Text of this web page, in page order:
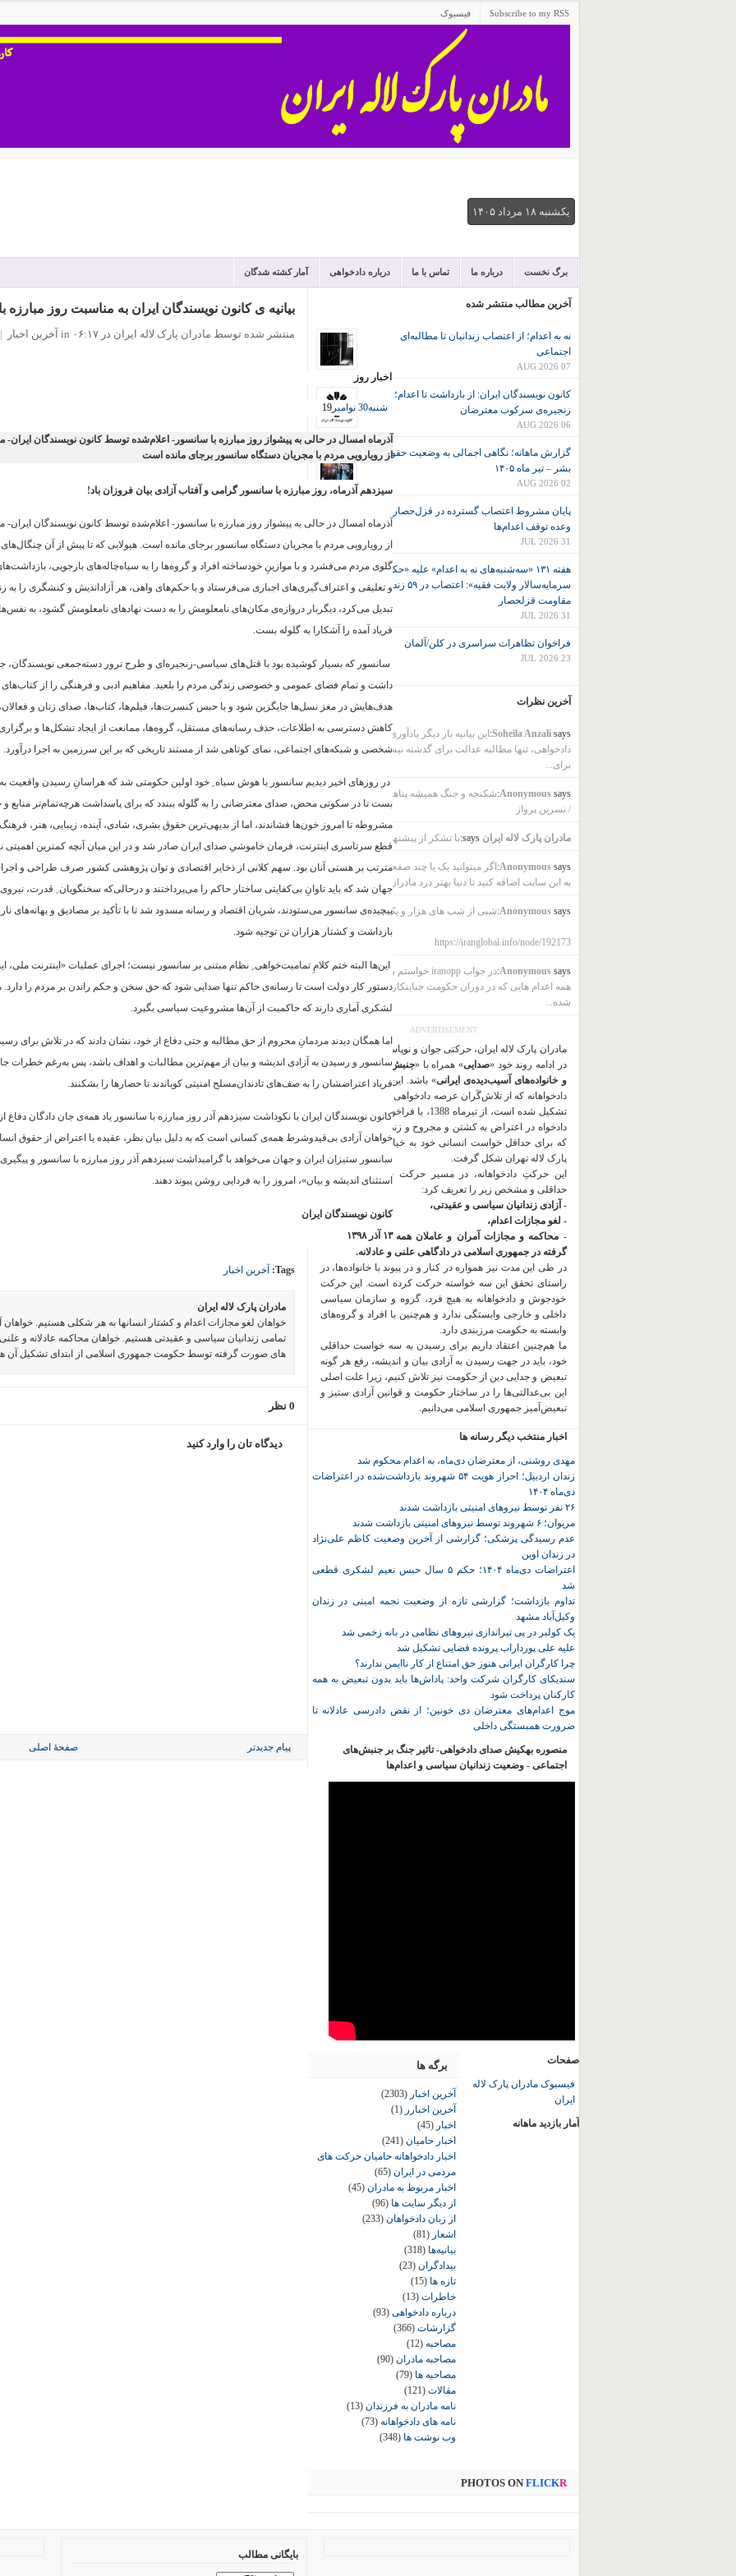
Subscribe to my RSS فیسبوک
يكشنبه ۱۸ مرداد ۱۴۰۵
برگ نخست درباره ما تماس با ما درباره دادخواهی آمار کشته شدگان
بیانیه ی کانون نویسندگان ایران به مناسبت روز مبارزه
منتشر شده توسط مادران پارک لاله ایران در ۰۶:۱۷ in آخرین اخبار |
اخبار روز
شنبه30 نوامبر19
آذرماه امسال در حالی به پیشواز روز مبارزه با سانسور- اعلام‌شده توسط کانون نویسندگان
از رویارویی مردم با مجریان دستگاه سانسور برجای‌ مانده است
سیزدهم آذرماه، روز مبارزه با سانسور گرامی و آفتاب آزادی بیان فروزان باد!
آذرماه امسال در حالی به پیشواز روز مبارزه با سانسور- اعلام‌شده توسط کانون نویسندگان
از رویارویی مردم با مجریان دستگاه سانسور برجای‌ مانده است. هیولایی که تا پیش از آن
گلوی مردم می‌فشرد و با موازینِ خودساخته افراد و گروه‌ها را به سیاه‌چاله‌های بازجویی،
و تعلیقی و اعتراف‌گیری‌های اجباری می‌فرستاد و با حکم‌های واهی، هر آزاداندیش و کنشگری را به
تبدیل می‌کرد، دیگربار دروازه‌ی مکان‌های نامعلومش را به دست نهادهای نامعلومش گشود، به
فریاد آمده را آشکارا به گلوله بست.
سانسور که بسیار کوشیده بود با قتل‌های سیاسی-زنجیره‌ای و طرح ترور دسته‌جمعی نویسندگان،
داشت و تمام فضای عمومی و خصوصی زندگی مردم را بلعید. مفاهیم ادبی و فرهنگی را از کتاب‌های
هدف‌هایش در مغز نسل‌ها جایگزین شود و با حبس کنسرت‌ها، فیلم‌ها، کتاب‌ها، صدای زنان و
کاهش دسترسی به اطلاعات، حذف رسانه‌های مستقل، گروه‌ها، ممانعت از ایجاد تشکل‌ها و
شخصی و شبکه‌های اجتماعی، نمای کوتاهی شد از مستند تاریخی که بر این سرزمین به اجرا درآورد.
در روزهای اخیر دیدیم سانسور با هوش سیاه ِ خود اولین حکومتی شد که هراسانِ رسیدن واقعیت به
بست تا در سکوتی محض، صدای معترضانی را به گلوله ببندد که برای پاسداشت هرچه‌تمام‌تر منابع و
مشروطه تا امروز خون‌ها فشاندند، اما از بدیهی‌ترین حقوق بشری، شادی، آینده، زیبایی، هنر،
قطع سرتاسری اینترنت، فرمان خاموشیِ صدای ایران صادر شد و در این میان آنچه کمترین
مترتب بر هستی آنان بود. سهم کلانی از ذخایر اقتصادی و توان پژوهشی کشور صرف طراحی و
جهان شد که باید تاوانِ بی‌کفایتی ساختار حاکم را می‌پرداختند و درحالی‌که سخنگویان ِ قدرت،
پیچیده‌ی سانسور می‌ستودند، شریان اقتصاد و رسانه مسدود شد تا با تأکید بر مصادیق و بهانه‌های
بازداشت و کشتار هزاران تن توجیه شود.
این‌ها البته ختم کلامِ تمامیت‌خواهی ِ نظام مبتنی بر سانسور نیست؛ اجرای عملیات «اینترنت ملی،
دستور کار دولت است تا رسانه‌ی حاکم تنها صدایی شود که حق سخن و حکم راندن بر مردم را
لشکری آماری دارند که حاکمیت از آن‌ها مشروعیت سیاسی بگیرد.
اما همگان دیدند مردمانِ محروم از حق مطالبه و حتی دفاع از خود، نشان دادند که در تلاش برای
سانسور و رسیدن به آزادی اندیشه و بیان از مهم‌ترین مطالبات و اهداف باشد، پس به‌رغم
فریاد اعتراضشان را به صف‌های تادندان‌مسلح امنیتی کوباندند تا حصارها را بشکنند.
کانون نویسندگان ایران با نکوداشت سیزدهم آذر روز مبارزه با سانسور یاد همه‌ی جان دادگان دفاع
خواهان آزادی بی‌قیدوشرط همه‌ی کسانی است که به دلیل بیان نظر، عقیده یا اعتراض از حقوق
سانسور ستیزان ایران و جهان می‌خواهد با گرامیداشت سیزدهم آذر روز مبارزه با سانسور و
استثنای اندیشه و بیان»، امروز را به فردایی روشن پیوند دهند.
کانون نویسندگان ایران
۱۳ آذر ۱۳۹۸
Tags: آخرین اخبار
مادران پارک لاله ایران
خواهان لغو مجازات اعدام و کشتار انسانها به هر شکلی هستیم.
تمامی زندانیان سیاسی و عقیدتی هستیم. خواهان محاکمه عادلانه و
های صورت گرفته توسط حکومت جمهوری اسلامی از ابتدای تشکیل آن
0 نظر
دیدگاه تان را وارد کنید
پیام جدیدتر صفحهٔ اصلی
آخرین مطالب منتشر شده
نه به اعدام؛ از اعتصاب زندانیان تا مطالبه‌ای
اجتماعی
07 AUG 2026
کانون نويسندگان ايران: از بازداشت تا اعدام؛
زنجیره‌ی سرکوب معترضان
06 AUG 2026
گزارش ماهانه؛ نگاهی اجمالی به وضعیت حقوق
بشر – تیر ماه ۱۴۰۵
02 AUG 2026
پایان مشروط اعتصاب گسترده در قزل‌حصار پس از
وعده توقف اعدام‌ها
31 JUL 2026
هفته ۱۳۱ «سه‌شنبه‌های نه به اعدام» علیه «حکومت
سرمایه‌سالار ولایت فقیه»: اعتصاب در ۵۹ زندان و
مقاومت قزلحصار
31 JUL 2026
فراخوان تظاهرات سراسری در کلن/آلمان
23 JUL 2026
آخرین نظرات
Soheila Anzalisays:
این بیانیه بار دیگر یادآوری می‌کند که
دادخواهی، تنها مطالبه عدالت برای گذشته نیست، بلکه تلاشی
برای...
Anonymoussays:
شکنجه و جنگ همیشه پناهنده به بار می آورند
/ نسرین پرواز
مادران پارک لاله ایران says: با تشکر از پیشنهاد شما.
Anonymoussays:
اگر میتوانید یک یا چند صفحه به زبان انگلیسی
به این سایت اضافه کنید تا دنیا بهتر درد مادران ایرانی...
Anonymoussays: شبی از شب های هزار و یک شب
https://iranglobal.info/node/192173
Anonymoussays:
در جواب iranopp خواستم بگم پس لابد این
همه اعدام هایی که در دوران حکومت جنایتکار جمهوری اسلامی
شده...
ADVERTISEMENT
مادران پارک لاله ایران، حرکتی جوان و نوپاست و تلاش می‌کند
در ادامه روند خود «صدایی» همراه با «جنبش دادخواهی مادران
و خانواده‌های آسیب‌دیده‌ی ایرانی» باشد. این حرکت مستقل و
دادخواهانه که از تلاش‌گَران عرصه دادخواهی و فعالان اجتماعی
تشکیل شده است، از تیرماه 1388، با فراخوان تعدادی از زنانِ
دادخواه در اعتراض به کشتن و مجروح و زندانی کردن مردمی
که برای حداقل خواست انسانی خود به خیابان آمده بودند، در
پارک لاله تهران شکل گرفت.
این حرکتِ دادخواهانه، در مسیر حرکت خود، سه خواست
حداقلی و مشخص زیر را تعریف کرد:
- آزادی زندانیان سیاسی و عقیدتی،
- لغو مجازات اعدام،
- محاکمه و مجازات آمران و عاملان همه جنایت‌های صورت
گرفته در جمهوری اسلامی در دادگاهی علنی و عادلانه.
در طی این مدت نیز همواره در کنار و در پیوند با خانواده‌ها، در
راستای تحقق این سه خواسته حرکت کرده است. این حرکت
خودجوش و دادخواهانه به هیچ فرد، گروه و سازمان سیاسی
داخلی و خارجی وابستگی ندارد و هم‌چنین با افراد و گروه‌های
وابسته به حکومت مرزبندی دارد.
ما هم‌چنین اعتقاد داریم برای رسیدن به سه خواست حداقلی
خود، باید در جهت رسیدن به آزادی بیان و اندیشه، رفع هر گونه
تبعیض و جدایی دین از حکومت نیز تلاش کنیم، زیرا علت اصلی
این بی‌عدالتی‌ها را در ساختار حکومت و قوانین آزادی ستیز و
تبعیض‌آمیز جمهوری اسلامی می‌دانیم.
اخبار منتخب دیگر رسانه ها
مهدی روشنی، از معترضان دی‌ماه، به اعدام محکوم شد
زندان اردبیل؛ احراز هویت ۵۴ شهروند بازداشت‌شده در اعتراضات
دی‌ماه ۱۴۰۴
۲۶ نفر توسط نیروهای امنیتی بازداشت شدند
مریوان؛ ۶ شهروند توسط نیروهای امنیتی بازداشت شدند
عدم رسیدگی پزشکی؛ گزارشی از آخرین وضعیت کاظم علی‌نژاد
در زندان اوین
اعتراضات دی‌ماه ۱۴۰۴؛ حکم ۵ سال حبس نعیم لشکری قطعی
شد
تداوم بازداشت؛ گزارشی تازه از وضعیت نجمه امینی در زندان
وکیل‌آباد مشهد
یک کولبر در پی تیراندازی نیروهای نظامی در بانه زخمی شد
علیه علی پورداراب پرونده قضایی تشکیل شد
چرا کارگران ایرانی هنوز حق امتناع از کار ناایمن ندارند؟
سندیکای کارگران شرکت واحد: پاداش‌ها باید بدون تبعیض به همه
کارکنان پرداخت شود
موج اعدام‌های معترضان دی‌ خونین؛ از نقض دادرسی عادلانه تا
ضرورت همبستگی داخلی
منصوره بهکیش صدای دادخواهی- تاثیر جنگ بر جنبش‌های
اجتماعی - وضعیت زندانیان سیاسی و اعدام‌ها
برگه ها
آخرین اخبار (2303)
آخرین اخبارر (1)
اخبار (45)
اخبار حامیان (241)
اخبار دادخواهانه حامیان حرکت های
مردمی در ایران (65)
اخبار مربوط به مادران (45)
از دیگر سایت ها (96)
از زبان دادخواهان (233)
اشعار (81)
بیانیه‌ها (318)
بیدادگران (23)
تازه ها (15)
خاطرات (13)
درباره دادخواهی (93)
گزارشات (366)
مصاحبه (12)
مصاحبه مادران (90)
مصاحبه ها (79)
مقالات (121)
نامه مادران به فرزندان (13)
نامه های دادخواهانه (73)
وب نوشت ها (348)
صفحات
فیسبوک مادران پارک لاله
ایران
آمار بازدید ماهانه
PHOTOS ON FLICKR
بایگانی مطالب